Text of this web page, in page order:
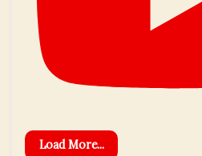
Load More...